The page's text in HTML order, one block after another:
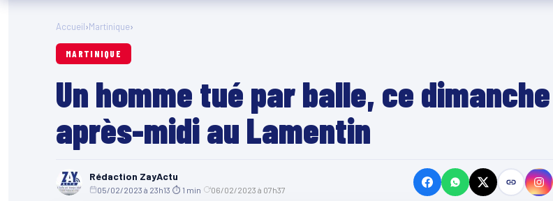
Accueil›Martinique›
MARTINIQUE
Un homme tué par balle, ce dimanche
après-midi au Lamentin
Rédaction ZayActu
05/02/2023 à 23h13 ⏱ 1 min 06/02/2023 à 07h37